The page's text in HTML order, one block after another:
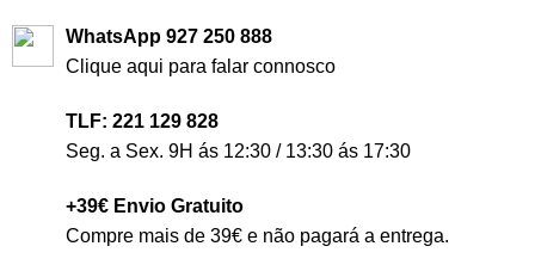
WhatsApp 927 250 888
Clique aqui para falar connosco
TLF: 221 129 828
Seg. a Sex. 9H ás 12:30 / 13:30 ás 17:30
+39€ Envio Gratuito
Compre mais de 39€ e não pagará a entrega.